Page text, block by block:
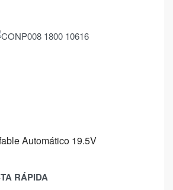
Automático 19.5V
RÁPIDA